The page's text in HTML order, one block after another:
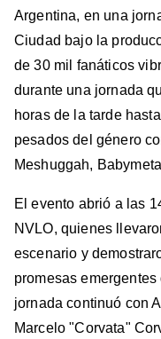
Argentina, en una
Ciudad bajo la
de 30 mil fanáticos
durante una jornada
horas de la tarde
pesados del género
Meshuggah,
El evento abrió a las
NVLO, quienes
escenario y
promesas
jornada continuó con
Marcelo "Corvata"